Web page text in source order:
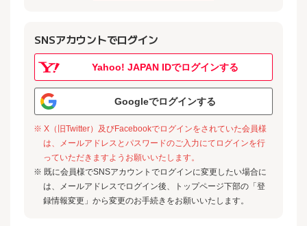
SNSアカウントでログイン
Yahoo! JAPAN IDでログインする
Googleでログインする
※ X（旧Twitter）及びFacebookでログインをされていた会員様
は、メールアドレスとパスワードのご入力にてログインを行
っていただきますようお願いいたします。
※ 既に会員様でSNSアカウントでログインに変更したい場合に
は、メールアドレスでログイン後、トップページ下部の「登
録情報変更」から変更のお手続きをお願いいたします。